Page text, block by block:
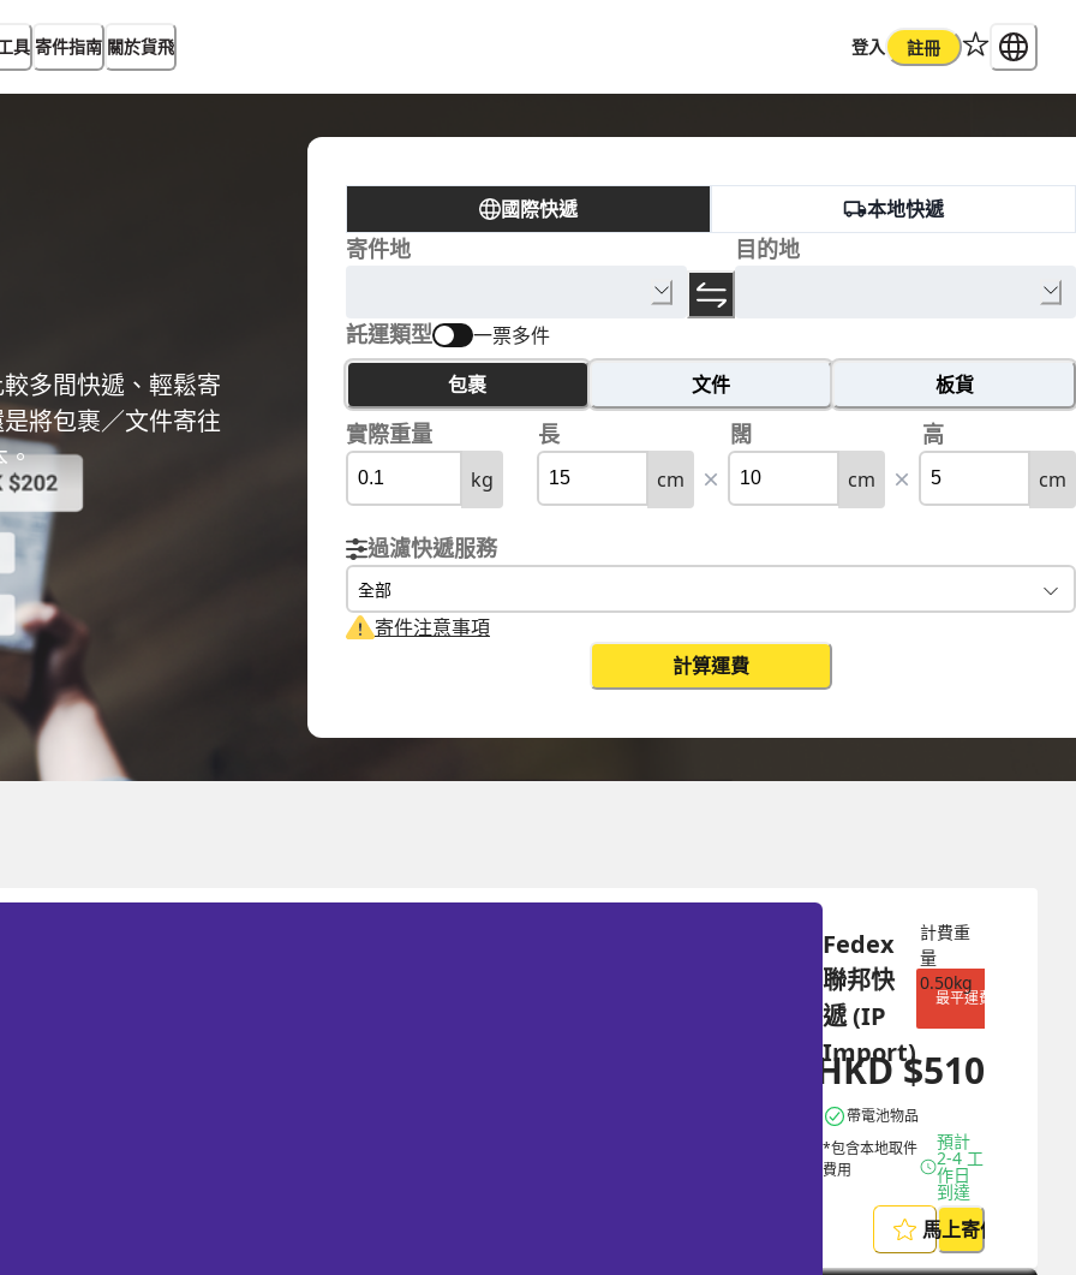
具 寄件指南 關於貨飛 登入 註冊
多間快遞、輕鬆寄
將包裹／文件寄往
。
國際快遞 本地快遞
寄件地 目的地
託運類型 一票多件
包裹 文件 板貨
實際重量 長 闊 高
kg cm cm cm
過濾快遞服務
全部
寄件注意事項
計算運費
Fedex
聯邦快
遞 (IP
Import)
最平運費
帶電池物品
*包含本地取件
費用
計費重
量
0.50kg
HKD$510
預計
2-4 工
作日
到達
馬上寄件